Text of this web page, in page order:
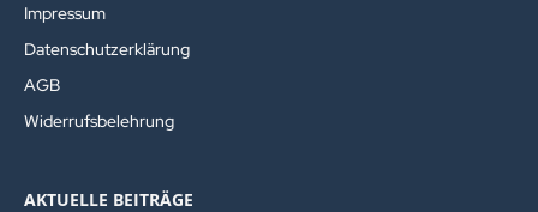
Impressum
Datenschutzerklärung
AGB
Widerrufsbelehrung
AKTUELLE BEITRÄGE